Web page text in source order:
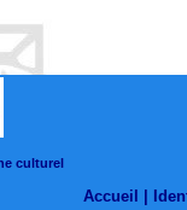
culturel
Accueil |